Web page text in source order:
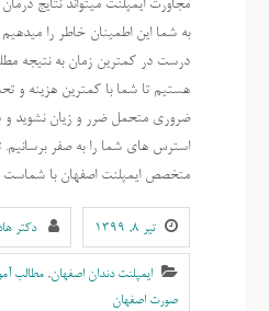
مجاورت ایمپلنت میتواند نتایج
به شما این اطمینان خاطر را
درست در کمترین زمان به نتیجه
هستیم تا شما با کمترین هزینه و
ضروری متحمل ضرر و زیان نشوید و
استرس های شما را به صفر برسانیم.
متخصص ایمپلنت اصفهان با شماست
تیر ۸, ۱۳۹۹ دکتر
ایمپلنت دندان اصفهان, مطالب
صورت اصفهان